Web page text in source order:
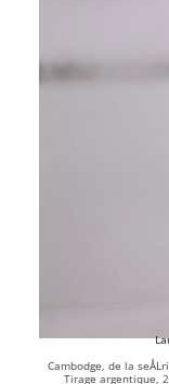
Cambodge, de la
Tirage argentique,